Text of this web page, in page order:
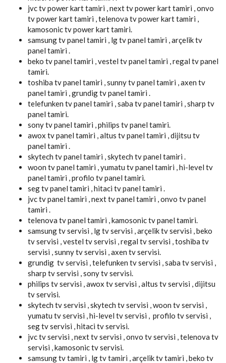
jvc tv power kart tamiri , next tv power kart tamiri , onvo
tv power kart tamiri , telenova tv power kart tamiri ,
kamosonic tv power kart tamiri.
samsung tv panel tamiri , lg tv panel tamiri , arçelik tv
panel tamiri .
beko tv panel tamiri , vestel tv panel tamiri , regal tv panel
tamiri.
toshiba tv panel tamiri , sunny tv panel tamiri , axen tv
panel tamiri , grundig tv panel tamiri .
telefunken tv panel tamiri , saba tv panel tamiri , sharp tv
panel tamiri.
sony tv panel tamiri , philips tv panel tamiri.
awox tv panel tamiri , altus tv panel tamiri , dijitsu tv
panel tamiri .
skytech tv panel tamiri , skytech tv panel tamiri .
woon tv panel tamiri , yumatu tv panel tamiri , hi-level tv
panel tamiri , profilo tv panel tamiri.
seg tv panel tamiri , hitaci tv panel tamiri .
jvc tv panel tamiri , next tv panel tamiri , onvo tv panel
tamiri .
telenova tv panel tamiri , kamosonic tv panel tamiri.
samsung tv servisi , lg tv servisi , arçelik tv servisi , beko
tv servisi , vestel tv servisi , regal tv servisi , toshiba tv
servisi , sunny tv servisi , axen tv servisi.
grundig tv servisi , telefunken tv servisi , saba tv servisi ,
sharp tv servisi , sony tv servisi.
philips tv servisi , awox tv servisi , altus tv servisi , dijitsu
tv servisi.
skytech tv servisi , skytech tv servisi , woon tv servisi ,
yumatu tv servisi , hi-level tv servisi , profilo tv servisi ,
seg tv servisi , hitaci tv servisi.
jvc tv servisi , next tv servisi , onvo tv servisi , telenova tv
servisi , kamosonic tv servisi.
samsung tv tamiri , lg tv tamiri , arçelik tv tamiri , beko tv